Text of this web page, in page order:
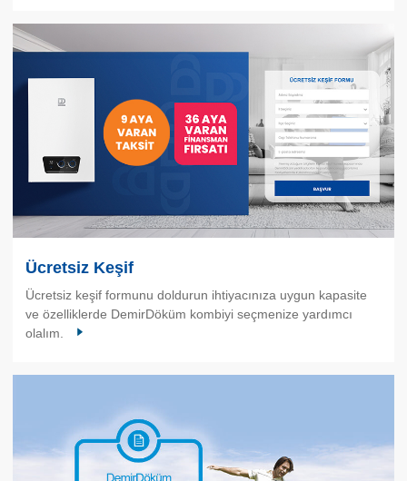
Ücretsiz Keşif
Ücretsiz keşif formunu doldurun ihtiyacınıza uygun kapasite
ve özelliklerde DemirDöküm kombiyi seçmenize yardımcı
olalım.